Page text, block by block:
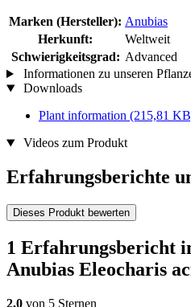
Marken (Hersteller): Anubias
Herkunft:
Weltweit
Schwierigkeitsgrad: Advanced
Informationen zu unseren
Downloads
Plant information (215,81
Videos zum Produkt
Erfahrungsberichte
Dieses Produkt bewerten
1 Erfahrungsbericht
Anubias Eleocharis
2,0 von 5 Sternen